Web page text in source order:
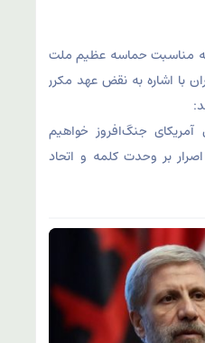
به مناسبت حماسه عظیم ملت
با اشاره به نقض عهد مکرر
جنگ‌افروز خواهیم
بر وحدت کلمه و اتحاد